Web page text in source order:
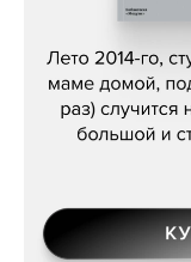
Сергей